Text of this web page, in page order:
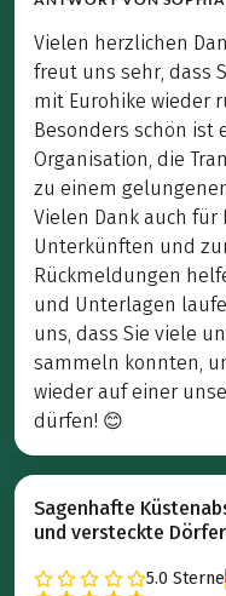
Vielen herzlichen
freut uns sehr, dass
mit Eurohike wieder
Besonders schön ist
Organisation, die
zu einem
Vielen Dank auch für
Unterkünften und
Rückmeldungen
und Unterlagen
uns, dass Sie viele
sammeln konnten,
wieder auf einer
dürfen! 😊
Sagenhafte
und versteckte Dörfer
5.0 Sterne